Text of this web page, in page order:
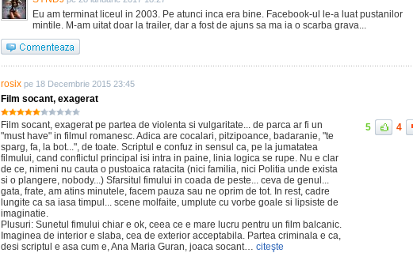
Eu am terminat liceul in 2003. Pe atunci inca era bine. Facebook-ul le-a luat pustanilor
mintile. M-am uitat doar la trailer, dar a fost de ajuns sa ma ia o scarba grava...
rosix pe 18 Decembrie 2015 23:45
Film socant, exagerat
Film socant, exagerat pe partea de violenta si vulgaritate... de parca ar fi un
"must have" in filmul romanesc. Adica are cocalari, pitzipoance, badaranie, "te
sparg, fa, la bot...", de toate. Scriptul e confuz in sensul ca, pe la jumatatea
filmului, cand conflictul principal isi intra in paine, linia logica se rupe. Nu e clar
de ce, nimeni nu cauta o pustoaica ratacita (nici familia, nici Politia unde exista
si o plangere, nobody...) Sfarsitul fimului in coada de peste... ceva de genul...
gata, frate, am atins minutele, facem pauza sau ne oprim de tot. In rest, cadre
lungite ca sa iasa timpul... scene molfaite, umplute cu vorbe goale si lipsiste de
imaginatie.
Plusuri: Sunetul fimului chiar e ok, ceea ce e mare lucru pentru un film balcanic.
Imaginea de interior e slaba, cea de exterior acceptabila. Partea criminala e ca,
desi scriptul e asa cum e, Ana Maria Guran, joaca socant… citeşte
5 4